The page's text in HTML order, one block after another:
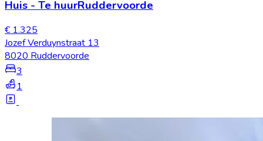
Huis - Te huurRuddervoorde
€ 1.325
Jozef Verduynstraat 13
8020 Ruddervoorde
3
1